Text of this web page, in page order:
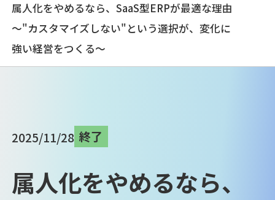
属人化をやめるなら、SaaS型ERPが最適な理由
～"カスタマイズしない"という選択が、変化に
強い経営をつくる～
2025/11/28 終了
属人化をやめるなら、